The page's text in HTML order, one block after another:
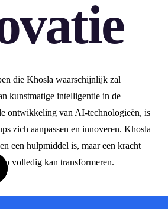
die Khosla waarschijnlijk zal
kunstmatige intelligentie in de
ontwikkeling van AI-technologieën, is
zich aanpassen en innoveren. Khosla
een hulpmiddel is, maar een kracht
volledig kan transformeren.